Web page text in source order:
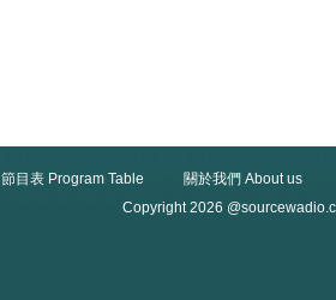
節目表 Program Table
關於我們 About us
Copyright 2026